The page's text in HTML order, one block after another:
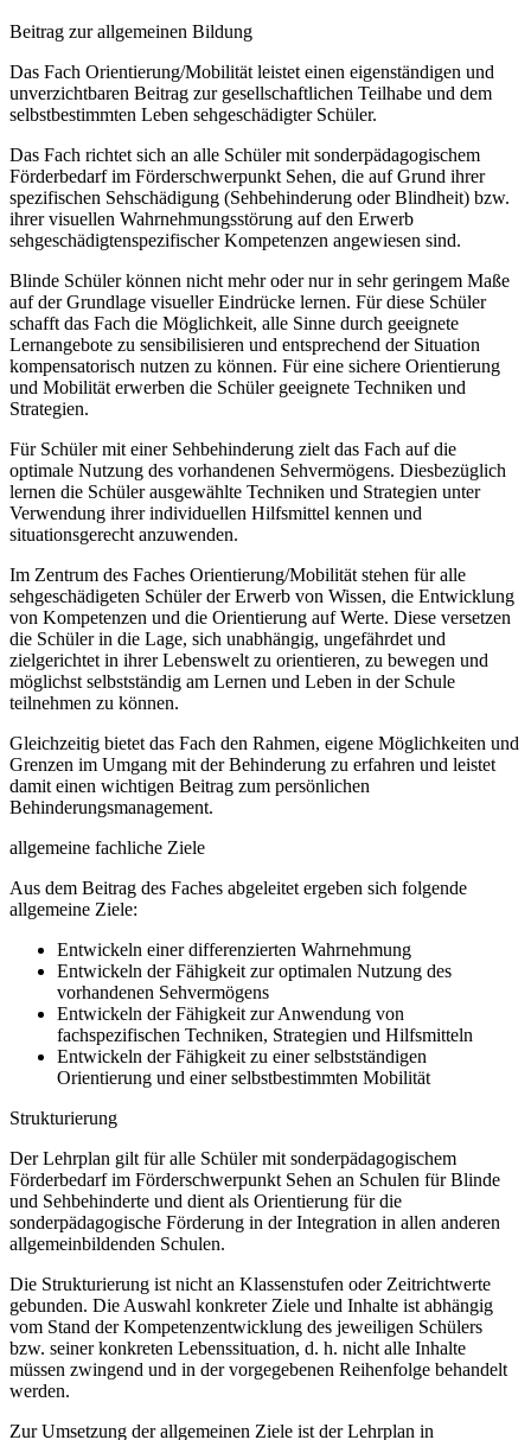
Beitrag zur allgemeinen Bildung
Das Fach Orientierung/Mobilität leistet einen eigenständigen und
unverzichtbaren Beitrag zur gesellschaftlichen Teilhabe und dem
selbstbestimmten Leben sehgeschädigter Schüler.
Das Fach richtet sich an alle Schüler mit sonderpädagogischem
Förderbedarf im Förderschwerpunkt Sehen, die auf Grund ihrer
spezifischen Sehschädigung (Sehbehinderung oder Blindheit) bzw.
ihrer visuellen Wahrnehmungsstörung auf den Erwerb
sehgeschädigtenspezifischer Kompetenzen angewiesen sind.
Blinde Schüler können nicht mehr oder nur in sehr geringem Maße
auf der Grundlage visueller Eindrücke lernen. Für diese Schüler
schafft das Fach die Möglichkeit, alle Sinne durch geeignete
Lernangebote zu sensibilisieren und entsprechend der Situation
kompensatorisch nutzen zu können. Für eine sichere Orientierung
und Mobilität erwerben die Schüler geeignete Techniken und
Strategien.
Für Schüler mit einer Sehbehinderung zielt das Fach auf die
optimale Nutzung des vorhandenen Sehvermögens. Diesbezüglich
lernen die Schüler ausgewählte Techniken und Strategien unter
Verwendung ihrer individuellen Hilfsmittel kennen und
situationsgerecht anzuwenden.
Im Zentrum des Faches Orientierung/Mobilität stehen für alle
sehgeschädigeten Schüler der Erwerb von Wissen, die Entwicklung
von Kompetenzen und die Orientierung auf Werte. Diese versetzen
die Schüler in die Lage, sich unabhängig, ungefährdet und
zielgerichtet in ihrer Lebenswelt zu orientieren, zu bewegen und
möglichst selbstständig am Lernen und Leben in der Schule
teilnehmen zu können.
Gleichzeitig bietet das Fach den Rahmen, eigene Möglichkeiten und
Grenzen im Umgang mit der Behinderung zu erfahren und leistet
damit einen wichtigen Beitrag zum persönlichen
Behinderungsmanagement.
allgemeine fachliche Ziele
Aus dem Beitrag des Faches abgeleitet ergeben sich folgende
allgemeine Ziele:
Entwickeln einer differenzierten Wahrnehmung
Entwickeln der Fähigkeit zur optimalen Nutzung des
vorhandenen Sehvermögens
Entwickeln der Fähigkeit zur Anwendung von
fachspezifischen Techniken, Strategien und Hilfsmitteln
Entwickeln der Fähigkeit zu einer selbstständigen
Orientierung und einer selbstbestimmten Mobilität
Strukturierung
Der Lehrplan gilt für alle Schüler mit sonderpädagogischem
Förderbedarf im Förderschwerpunkt Sehen an Schulen für Blinde
und Sehbehinderte und dient als Orientierung für die
sonderpädagogische Förderung in der Integration in allen anderen
allgemeinbildenden Schulen.
Die Strukturierung ist nicht an Klassenstufen oder Zeitrichtwerte
gebunden. Die Auswahl konkreter Ziele und Inhalte ist abhängig
vom Stand der Kompetenzentwicklung des jeweiligen Schülers
bzw. seiner konkreten Lebenssituation, d. h. nicht alle Inhalte
müssen zwingend und in der vorgegebenen Reihenfolge behandelt
werden.
Zur Umsetzung der allgemeinen Ziele ist der Lehrplan in